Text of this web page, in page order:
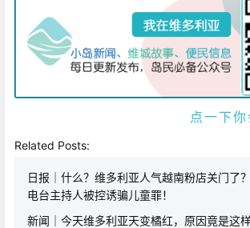
点一下
Related Posts:
日报｜什么？维多利亚人气越南粉店关门了
电台主持人被控诱骗儿童罪！
新闻｜今天维多利亚天变橘红，原因竟是这